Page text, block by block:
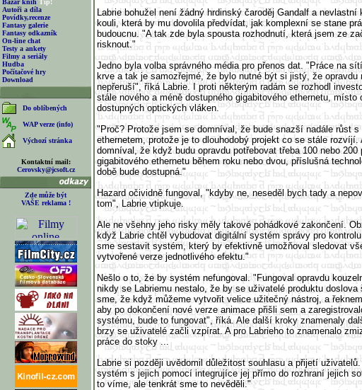
Bazar knih Tip!
Autoři a díla
Povídky,recenze
Fantasy galerie
Fantasy odkazník
On-line chat
Testy a ankety
Filmy a seriály
Hudba
Počítačové hry
Download
Do oblíbených
WAP verze (info)
Výchozí stránka
Kontaktní mail:
Cerovsky@jcsoft.cz
Zde může být
VAŠE reklama !
Labrie bohužel není žádný hrdinský čaroděj Gandalf a nevlastní
kouli, která by mu dovolila předvídat, jak komplexní se stane
budoucnu. "A tak zde byla spousta rozhodnutí, která jsem ze
risknout."
Jedno byla volba správného média pro přenos dat. "Práce na
krve a tak je samozřejmé, že bylo nutné být si jistý, že opravdu
nepřeruší", říká Labrie. I proti některým radám se rozhodl
stále nového a méně dostupného gigabitového ethernetu, místo
dostupných optických vláken.
"Proč? Protože jsem se domníval, že bude snazší nadále růst s
ethernetem, protože je to dlouhodobý projekt co se stále rozvíjí.
domníval, že když budu opravdu potřebovat třeba 100 nebo 200
gigabitového ethernetu během roku nebo dvou, příslušná
době bude dostupná."
Hazard očividně fungoval, "kdyby ne, neseděl bych tady a
tom", Labrie vtipkuje.
Ale ne všehny jeho risky měly takové pohádkové zakončení.
když Labrie chtěl vybudovat digitální systém správy pro
sme sestavit systém, který by efektivně umožňoval sledovat
vytvořené verze jednotlivého efektu."
Nešlo o to, že by systém nefungoval. "Fungoval opravdu
nikdy se Labriemu nestalo, že by se uživatelé produktu
sme, že když můžeme vytvořit velice užitečný nástroj, a
aby po dokončení nové verze animace přišli sem a
systému, bude to fungovat", říká. Ale další kroky znamenaly
brzy se uživatelé začli vzpírat. A pro Labrieho to znamenalo
práce do stoky ...
Labrie si později uvědomil důležitost souhlasu a přijetí uživatelů.
systém s jejich pomocí integrujíce jej přímo do rozhraní jejich
to víme, ale tenkrát sme to nevěděli."